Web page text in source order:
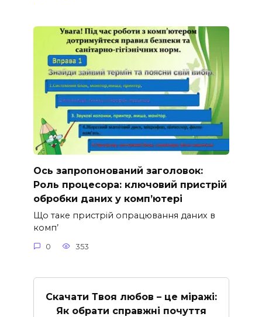
Ось запропонований заголовок:
Роль процесора: ключовий пристрій
обробки даних у комп’ютері
Що таке пристрій опрацювання даних в
комп’
0 353
Скачати Твоя любов – це міражі:
Як обрати справжні почуття